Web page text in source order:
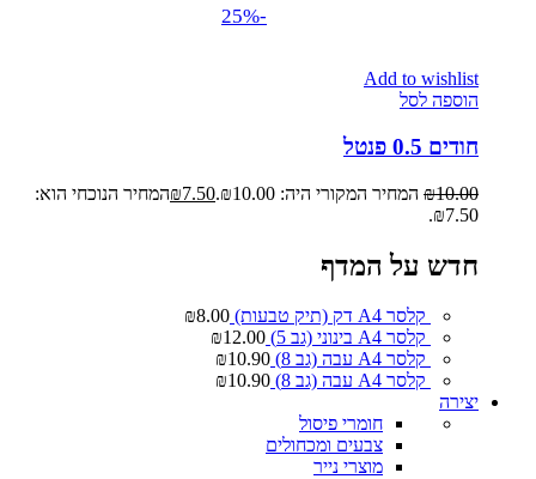
-25%
Add to wishlist
הוספה לסל
חודים 0.5 פנטל
₪10.00 המחיר המקורי היה: ₪10.00. ₪7.50
המחיר הנוכחי הוא:
₪7.50.
חדש על המדף
קלסר A4 דק (תיק טבעות) ₪8.00
קלסר A4 בינוני (גב 5)
₪12.00
קלסר A4 עבה (גב 8)
₪10.90
קלסר A4 עבה (גב 8)
₪10.90
יצירה
חומרי פיסול
צבעים ומכחולים
מוצרי נייר